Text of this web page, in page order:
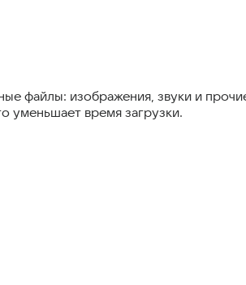
файлы: изображения, звуки и
уменьшает время загрузки.